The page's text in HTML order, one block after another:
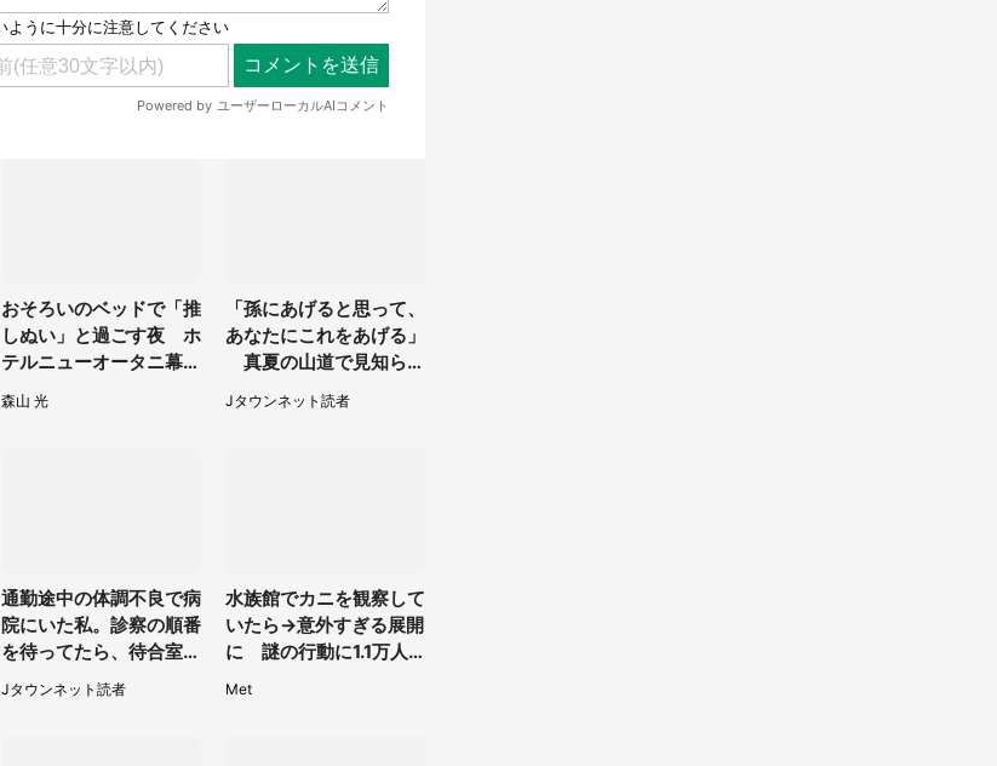
おそろいのベッドで「推
しぬい」と過ごす夜 ホ
テルニューオータニ幕張
で「ぬい活宿泊プラン」
開始【8／8～3／31】
森山 光
「孫にあげると思って、
あなたにこれをあげる」
真夏の山道で見知らぬ
お婆さんに握らされたも
の（山口県・30代女
Jタウンネット読者
通勤途中の体調不良で病
院にいた私。診察の順番
を待ってたら、待合室の
老人たちが（千葉県・5
0代男性）
Jタウンネット読者
水族館でカニを観察して
いたら→意外すぎる展開
に 謎の行動に1.1万人
仰天「自慢してるみた
Met